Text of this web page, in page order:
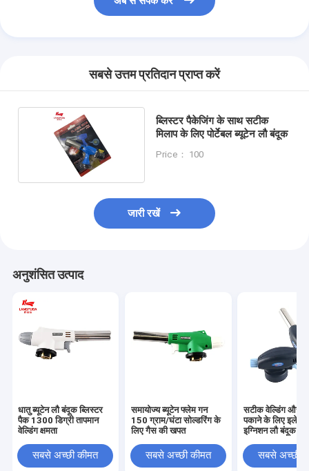
सबसे उत्तम प्रतिदान प्राप्त करें
ब्लिस्टर पैकेजिंग के साथ सटीक
मिलाप के लिए पोर्टेबल ब्यूटेन लौ बंदूक
Price： 100
जारी रखें
अनुशंसित उत्पाद
धातु ब्यूटेन लौ बंदूक ब्लिस्टर
पैक 1300 डिग्री तापमान
वेल्डिंग क्षमता
सबसे अच्छी कीमत
समायोज्य ब्यूटेन फ्लेम गन
150 ग्राम/घंटा सोल्डरिंग के
लिए गैस की खपत
सबसे अच्छी कीमत
सटीक वेल्डिंग और
पकाने के लिए
इग्निशन लौ बंदूक
सबसे अच्छी